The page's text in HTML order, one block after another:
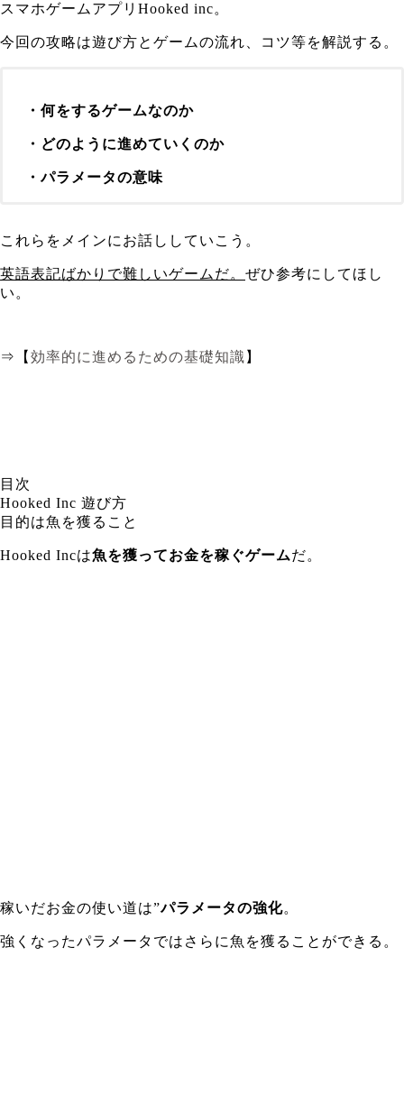
スマホゲームアプリHooked inc。
今回の攻略は遊び方とゲームの流れ、コツ等を解説する。
・何をするゲームなのか
・どのように進めていくのか
・パラメータの意味
これらをメインにお話ししていこう。
英語表記ばかりで難しいゲームだ。 ぜひ参考にしてほし
い。
⇒【 効率的に進めるための基礎知識 】
目次
Hooked Inc 遊び方
目的は魚を獲ること
Hooked Incは魚を獲ってお金を稼ぐゲームだ。
稼いだお金の使い道は”パラメータの強化。
強くなったパラメータではさらに魚を獲ることができる。